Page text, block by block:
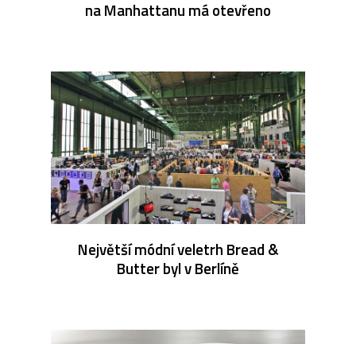
na Manhattanu má otevřeno
Největší módní veletrh Bread &
Butter byl v Berlíně